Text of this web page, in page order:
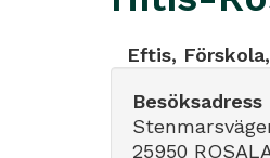
Eftis,
Besöksadress
25950